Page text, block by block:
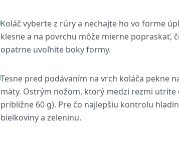
Koláč vyberte z rúry a nechajte ho vo forme
klesne a na povrchu môže mierne popraskať,
opatrne uvoľnite boky formy.
Tesne pred podávaním na vrch koláča pekne
mäty. Ostrým nožom, ktorý medzi rezmi
približne 60 g). Pre čo najlepšiu kontrolu
bielkoviny a zeleninu.